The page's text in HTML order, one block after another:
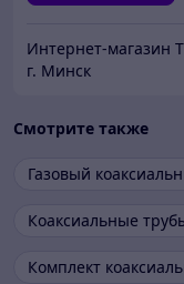
г. Минск
Смотрите также